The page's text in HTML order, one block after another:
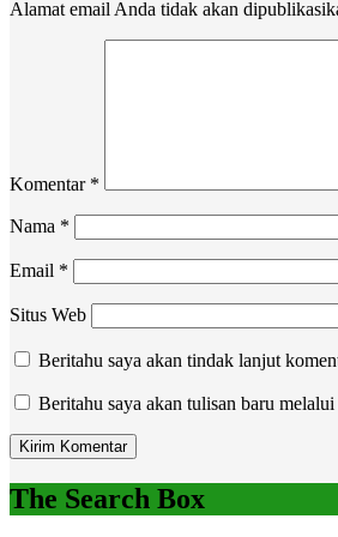
Alamat email Anda tidak akan
Komentar *
Nama *
Email *
Situs Web
Beritahu saya akan tindak lanjut
Beritahu saya akan tulisan baru melalui
The Search Box